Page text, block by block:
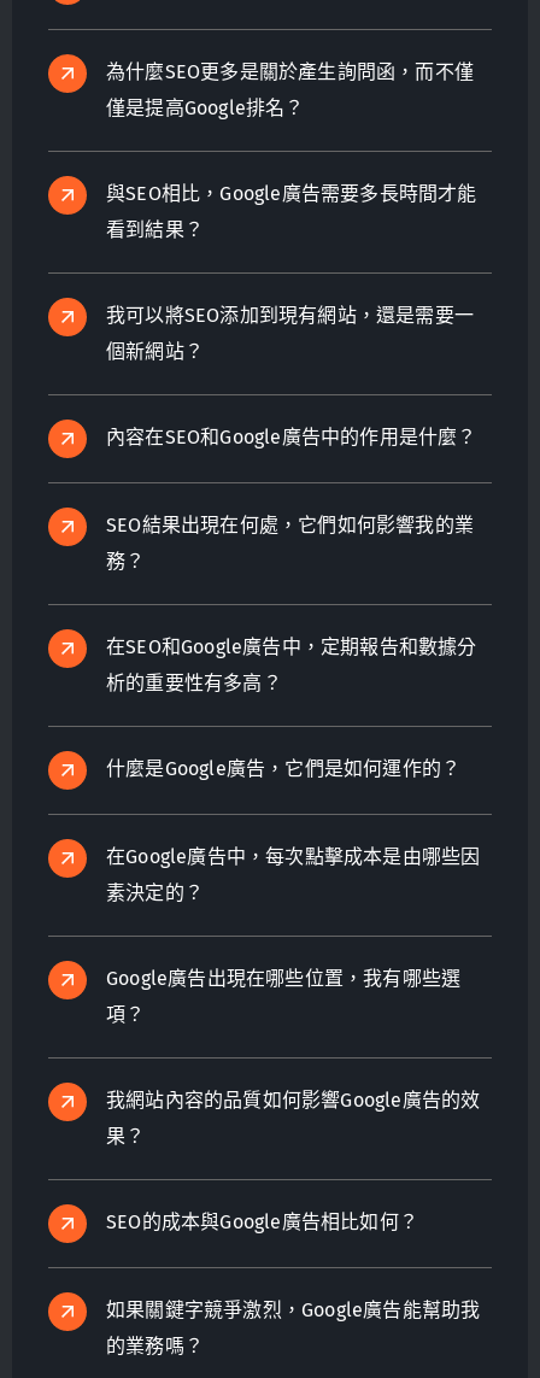
為什麼SEO更多是關於產生詢問函，而不僅
僅是提高Google排名？
與SEO相比，Google廣告需要多長時間才能
看到結果？
我可以將SEO添加到現有網站，還是需要一
個新網站？
內容在SEO和Google廣告中的作用是什麼？
SEO結果出現在何處，它們如何影響我的業
務？
在SEO和Google廣告中，定期報告和數據分
析的重要性有多高？
什麼是Google廣告，它們是如何運作的？
在Google廣告中，每次點擊成本是由哪些因
素決定的？
Google廣告出現在哪些位置，我有哪些選
項？
我網站內容的品質如何影響Google廣告的效
果？
SEO的成本與Google廣告相比如何？
如果關鍵字競爭激烈，Google廣告能幫助我
的業務嗎？